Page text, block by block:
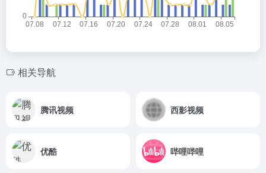
相关导航
腾讯视频 西影视频
优酷 哔哩哔哩